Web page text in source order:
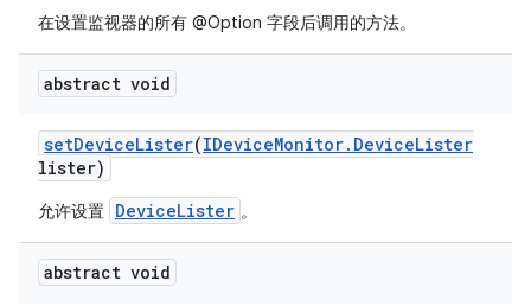
在设置监视器的所有 @Option 字段后调用的方法。
abstract void
setDeviceLister(IDeviceMonitor. DeviceLister
lister)
允许设置 DeviceLister 。
abstract void